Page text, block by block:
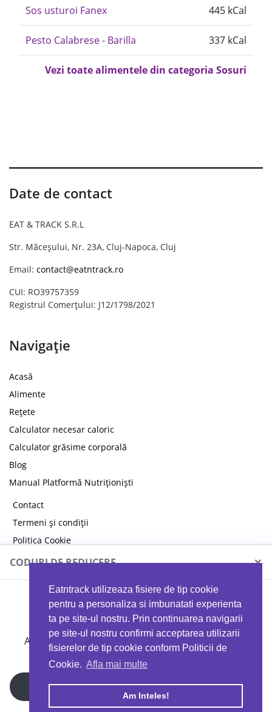
Eatntrack utilizeaza fisiere de tip cookie
pentru a personaliza si imbunatati experienta
ta pe site-ul nostru. Prin continuarea navigarii
pe site-ul nostru confirmi acceptarea utilizarii
fisierelor de tip cookie conform Politicii de
Cookie. Afla mai multe
Am Inteles!
Sos usturoi Fanex 445 kCal
Pesto Calabrese - Barilla 337 kCal
Vezi toate alimentele din categoria Sosuri
Date de contact
EAT & TRACK S.R.L
Str. Măceșului, Nr. 23A, Cluj-Napoca, Cluj
Email: contact@eatntrack.ro
CUI: RO39757359
Registrul Comerțului: J12/1798/2021
Navigație
Acasă
Alimente
Rețete
Calculator necesar caloric
Calculator grăsime corporală
Blog
Manual Platformă Nutriționiști
Contact
Termeni și condiții
Politica Cookie
Politica de confidențialitate
Copyright © 2026 EAT & TRACK S.R.L
CODURI DE REDUCERE ×
MYPROTEIN
Ai 40%reducere la orice comandă folosind codul
EATTRACK
Profită acum